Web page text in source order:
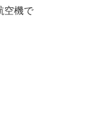
空機で